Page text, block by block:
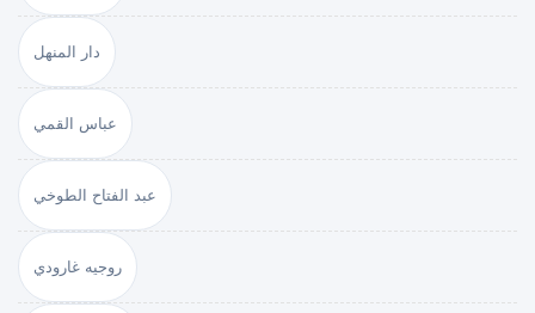
دار المنهل
عباس القمي
عبد الفتاح الطوخي
روجيه غارودي